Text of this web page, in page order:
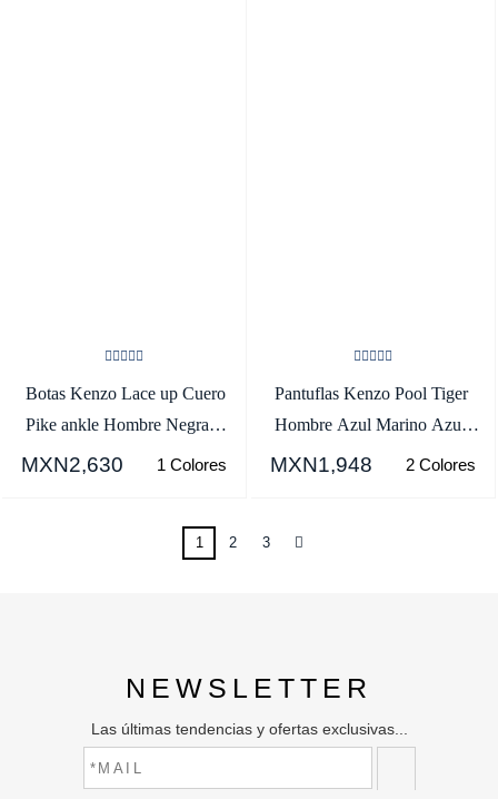
Botas Kenzo Lace up Cuero
Pike ankle Hombre Negras -
SKU.4141811
MXN2,630 1 Colores
Pantuflas Kenzo Pool Tiger
Hombre Azul Marino Azules
- SKU.3963092
MXN1,948 2 Colores
1 2 3
NEWSLETTER
Las últimas tendencias y ofertas exclusivas...